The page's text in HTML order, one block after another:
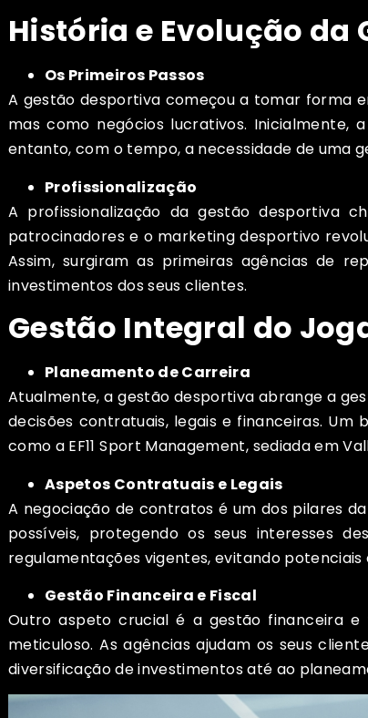
História e Evolução da
Os Primeiros Passos
A gestão desportiva começou a tomar forma
mas como negócios lucrativos. Inicialmente,
entanto, com o tempo, a necessidade de uma
Profissionalização
A profissionalização da gestão desportiva
patrocinadores e o marketing desportivo
Assim, surgiram as primeiras agências de
investimentos dos seus clientes.
Gestão Integral do
Planeamento de Carreira
Atualmente, a gestão desportiva abrange a
decisões contratuais, legais e financeiras.
como a EF11 Sport Management, sediada em
Aspetos Contratuais e Legais
A negociação de contratos é um dos pilares
possíveis, protegendo os seus interesses
regulamentações vigentes, evitando potenciais
Gestão Financeira e Fiscal
Outro aspeto crucial é a gestão financeira e
meticuloso. As agências ajudam os seus
diversificação de investimentos até ao